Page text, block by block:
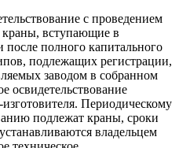
с проведением
краны, вступающие в
полного капитального
подлежащих регистрации,
заводом в собранном
освидетельствование
Периодическому
подлежат краны, сроки
владельцем